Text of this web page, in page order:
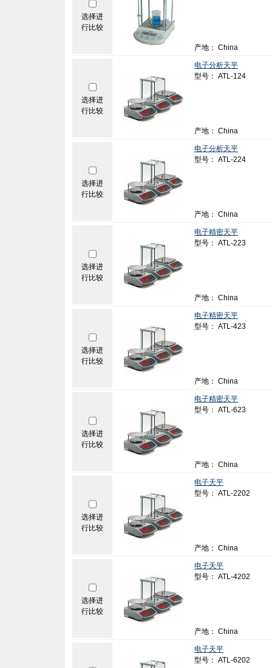
选择进
行比较
产地： China
选择进
行比较
电子分析天平
型号： ATL-124
产地： China
选择进
行比较
电子分析天平
型号： ATL-224
产地： China
选择进
行比较
电子精密天平
型号： ATL-223
产地： China
选择进
行比较
电子精密天平
型号： ATL-423
产地： China
选择进
行比较
电子精密天平
型号： ATL-623
产地： China
选择进
行比较
电子天平
型号： ATL-2202
产地： China
选择进
行比较
电子天平
型号： ATL-4202
产地： China
电子天平
型号： ATL-6202